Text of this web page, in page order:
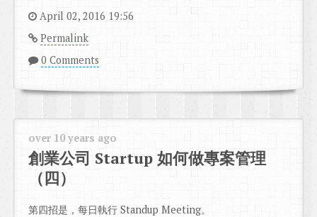
April 02, 2016 19:56
Permalink
0 Comments
over 10 years ago
創業公司 Startup 如何做專案管理
（四）
第四招是，每日執行 Standup Meeting。